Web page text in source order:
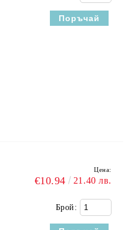
Цена:
€10.94 21.40 лв.
Брой: